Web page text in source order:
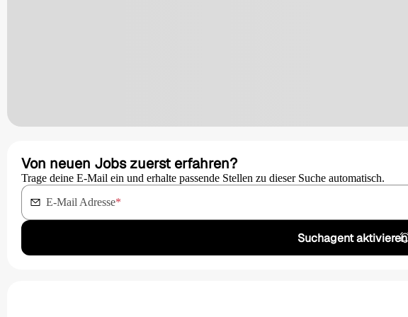
Von neuen Jobs zuerst erfahren?
Trage deine E-Mail ein und erhalte passende Stellen zu dieser Suche automatisch.
E-Mail Adresse*
Suchagent aktivieren